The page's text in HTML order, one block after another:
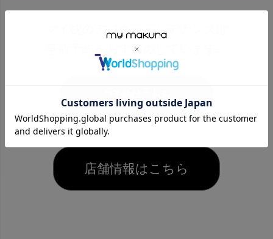
マイ枕のアフターメンテナンスは
をおすすめしています。
店舗情報はこちら